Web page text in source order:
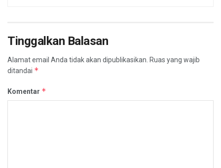
Tinggalkan Balasan
Alamat email Anda tidak akan dipublikasikan. Ruas yang wajib
ditandai *
Komentar *